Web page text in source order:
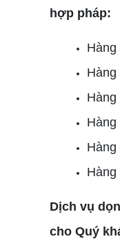
hợp pháp:
Hàng
Hàng
Dịch vụ
cho Quý